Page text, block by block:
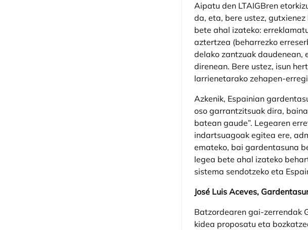
Aipatu den LTAIGBren
da, eta, bere ustez,
bete ahal izateko:
aztertzea (beharrezko
delako zantzuak daudenean,
direnean. Bere ustez, isun
larrienetarako zehapen-
Azkenik, Espainian
oso garrantzitsuak dira,
batean gaude”. Legearen
indartsuagoak egitea ere,
emateko, bai gardentasuna
legea bete ahal izateko
sistema sendotzeko eta
José Luis Aceves,
Batzordearen gai-zerrendak
kidea proposatu eta